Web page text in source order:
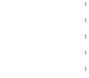
1
1
1
1
1